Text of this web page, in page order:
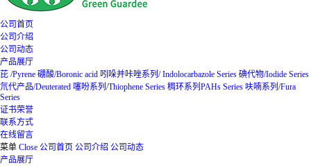
公司首页
公司介绍
公司动态
产品展厅
芘 /Pyrene 硼酸/Boronic acid 吲哚并咔唑系列/ Indolocarbazole Series 碘代物/Iodide Series
氘代产品/Deuterated 噻吩系列/Thiophene Series 稠环系列PAHs Series 呋喃系列/Fura
Series
证书荣誉
联系方式
在线留言
菜单 Close 公司首页 公司介绍 公司动态
产品展厅